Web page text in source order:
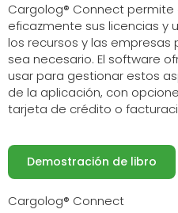
Cargolog® Connect permite
eficazmente sus licencias y
los recursos y las
sea necesario. El software
usar para gestionar estos
de la aplicación, con
tarjeta de crédito o
Demostración de libro
Cargolog® Connect